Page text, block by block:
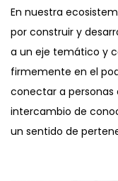
En nuestra
por construir y
a un eje temático y
firmemente en el
conectar a personas
intercambio de
un sentido de